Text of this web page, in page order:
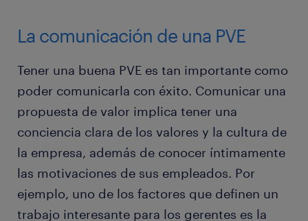
La comunicación de una PVE
Tener una buena PVE es tan importante como
poder comunicarla con éxito. Comunicar una
propuesta de valor implica tener una
conciencia clara de los valores y la cultura de
la empresa, además de conocer íntimamente
las motivaciones de sus empleados. Por
ejemplo, uno de los factores que definen un
trabajo interesante para los gerentes es la